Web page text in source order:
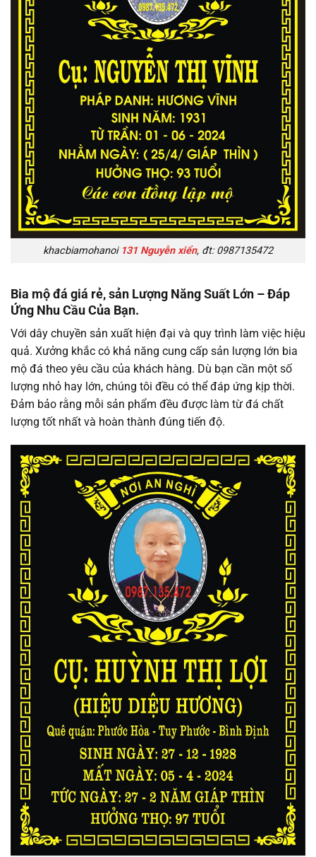
khacbiamohanoi 131 Nguyễn xiển, đt: 0987135472
Bia mộ đá giá rẻ, sản Lượng Năng Suất Lớn – Đáp
Ứng Nhu Cầu Của Bạn.
Với dây chuyền sản xuất hiện đại và quy trình làm việc hiệu
quả. Xưởng khắc có khả năng cung cấp sản lượng lớn bia
mộ đá theo yêu cầu của khách hàng. Dù bạn cần một số
lượng nhỏ hay lớn, chúng tôi đều có thể đáp ứng kịp thời.
Đảm bảo rằng mỗi sản phẩm đều được làm từ đá chất
lượng tốt nhất và hoàn thành đúng tiến độ.